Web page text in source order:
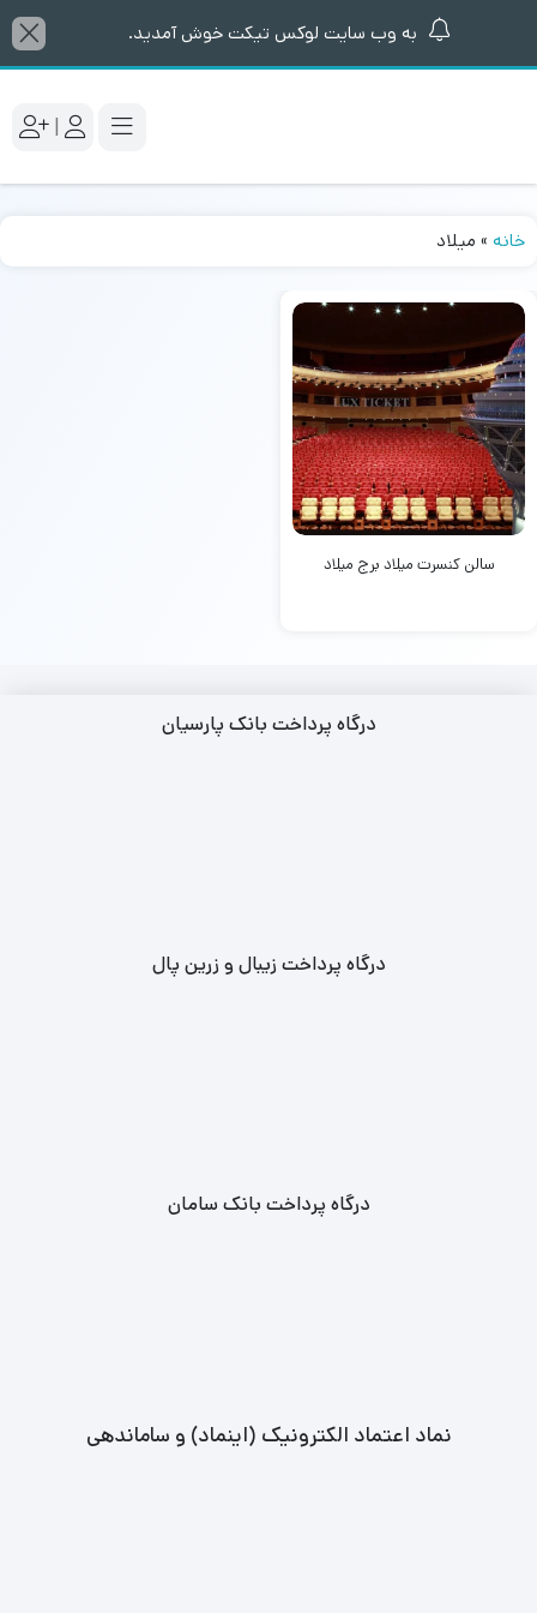
به وب سایت لوکس تیکت خوش آمدید.
|
خانه » میلاد
سالن کنسرت میلاد برج میلاد
درگاه پرداخت بانک پارسیان
درگاه پرداخت زیبال و زرین پال
درگاه پرداخت بانک سامان
نماد اعتماد الکترونیک (اینماد) و ساماندهی